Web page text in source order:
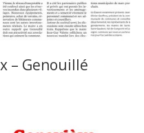
– Genouillé